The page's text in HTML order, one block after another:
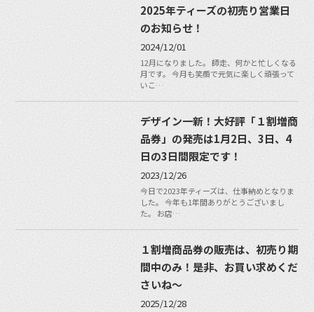
2025年ティーズの初売り営業日
のお知らせ！
2024/12/01
12月になりました。 師走、何かと忙しくなる
月です。 今月も笑顔で元気に楽しく頑張って
いこ…
デザイン一新！大好評「１割増商
品券」の発売は1月2日、3日、4
日の3日間限定です！
2023/12/26
今日で2023年ティーズは、仕事納めとなりま
した。 今年も1年間ありがとうございまし
た。 お店…
１割増商品券の販売は、初売り期
間中のみ！是非、お買い求めくだ
さいね〜
2025/12/28